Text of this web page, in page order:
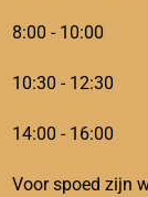
8:00 - 10:00
10:30 - 12:30
14:00 - 16:00
Voor spoed zijn